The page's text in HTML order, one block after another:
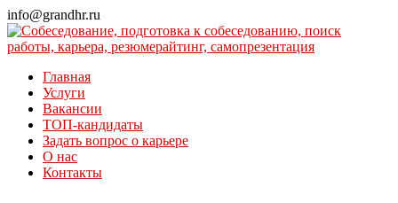
Перейти
к
контенту
info@grandhr.ru
Главная
Услуги
Вакансии
ТОП-кандидаты
Задать вопрос о карьере
О нас
Контакты